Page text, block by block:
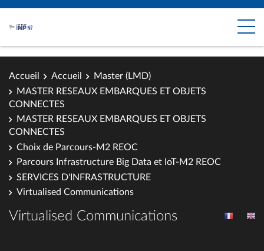
Accueil Accueil
Master (LMD)
MASTER RESEAUX EMBARQUES ET OBJETS
CONNECTES
MASTER RESEAUX EMBARQUES ET OBJETS
CONNECTES
Choix de Parcours-M2 REOC
Parcours Infrastructure Big Data et IoT-M2 REOC
SERVICES D'INFRASTRUCTURE
Virtualised Communications
Virtualised Communications